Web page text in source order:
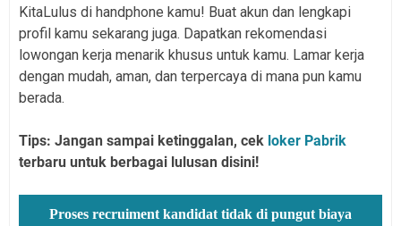
KitaLulus di handphone kamu! Buat akun dan lengkapi
profil kamu sekarang juga. Dapatkan rekomendasi
lowongan kerja menarik khusus untuk kamu. Lamar kerja
dengan mudah, aman, dan terpercaya di mana pun kamu
berada.
Tips: Jangan sampai ketinggalan, cek loker Pabrik
terbaru untuk berbagai lulusan disini!
Proses recruiment kandidat tidak di pungut biaya